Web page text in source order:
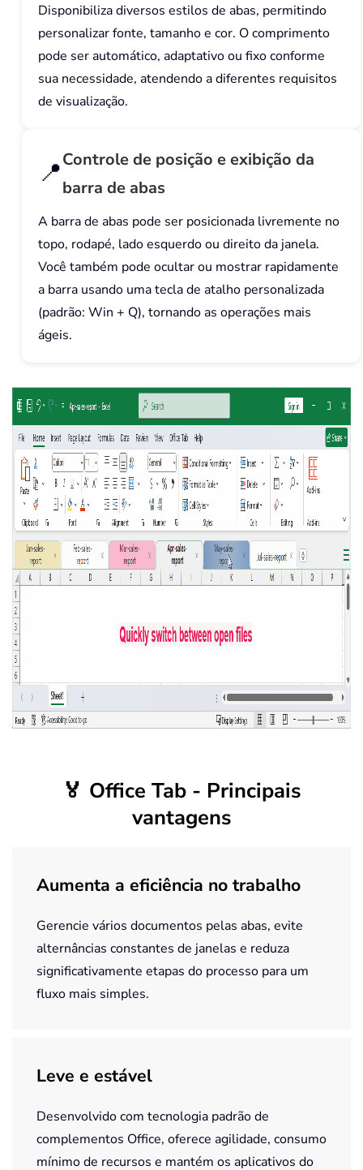
Disponibiliza diversos estilos de abas, permitindo
personalizar fonte, tamanho e cor. O comprimento
pode ser automático, adaptativo ou fixo conforme
sua necessidade, atendendo a diferentes requisitos
de visualização.
📍Controle de posição e exibição da
barra de abas
A barra de abas pode ser posicionada livremente no
topo, rodapé, lado esquerdo ou direito da janela.
Você também pode ocultar ou mostrar rapidamente
a barra usando uma tecla de atalho personalizada
(padrão: Win + Q), tornando as operações mais
ágeis.
🏅 Office Tab - Principais
vantagens
Aumenta a eficiência no trabalho
Gerencie vários documentos pelas abas, evite
alternâncias constantes de janelas e reduza
significativamente etapas do processo para um
fluxo mais simples.
Leve e estável
Desenvolvido com tecnologia padrão de
complementos Office, oferece agilidade, consumo
mínimo de recursos e mantém os aplicativos do